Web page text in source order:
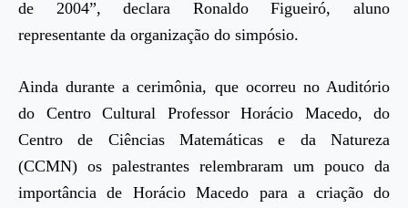
de 2004”, declara Ronaldo Figueiró, aluno
representante da organização do simpósio.
Ainda durante a cerimônia, que ocorreu no Auditório
do Centro Cultural Professor Horácio Macedo, do
Centro de Ciências Matemáticas e da Natureza
(CCMN) os palestrantes relembraram um pouco da
importância de Horácio Macedo para a criação do